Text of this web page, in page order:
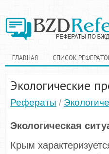
ГЛАВНАЯ СПИСОК
Экологические
Рефераты /
Экологическая
Крым